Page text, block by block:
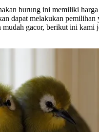
burung ini memiliki
dapat melakukan
gacor, berikut ini kami